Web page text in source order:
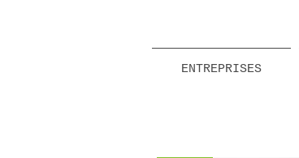
ENTREPRISES